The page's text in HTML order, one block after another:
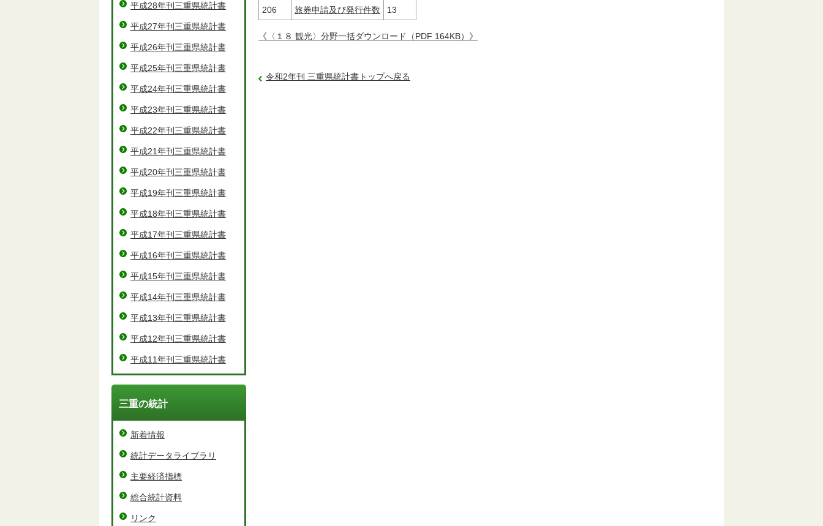
206 旅券申請及び発行件数 13
《〈１８ 観光〉分野一括ダウンロード（PDF 164KB）》
令和2年刊 三重県統計書トップへ戻る
平成28年刊三重県統計書
平成27年刊三重県統計書
平成26年刊三重県統計書
平成25年刊三重県統計書
平成24年刊三重県統計書
平成23年刊三重県統計書
平成22年刊三重県統計書
平成21年刊三重県統計書
平成20年刊三重県統計書
平成19年刊三重県統計書
平成18年刊三重県統計書
平成17年刊三重県統計書
平成16年刊三重県統計書
平成15年刊三重県統計書
平成14年刊三重県統計書
平成13年刊三重県統計書
平成12年刊三重県統計書
平成11年刊三重県統計書
三重の統計
新着情報
統計データライブラリ
主要経済指標
総合統計資料
リンク